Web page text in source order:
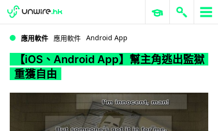
WWDC 2026 ERP 與商業 AI
應用軟件 應用軟件 Android App
【iOS、Android App】幫主角逃出監獄
重獲自由